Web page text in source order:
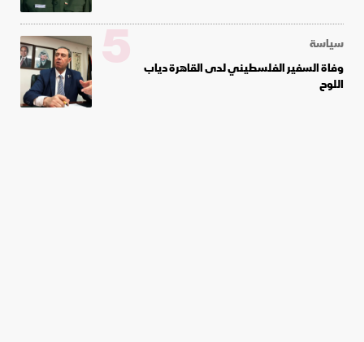
سياسة
وفاة السفير الفلسطيني لدى القاهرة دياب
اللوح
5